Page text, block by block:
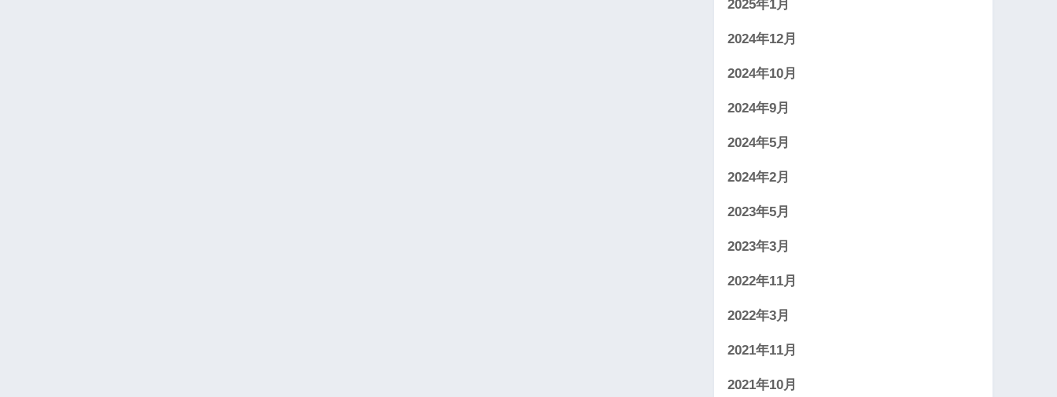
2025年1月
2024年12月
2024年10月
2024年9月
2024年5月
2024年2月
2023年5月
2023年3月
2022年11月
2022年3月
2021年11月
2021年10月